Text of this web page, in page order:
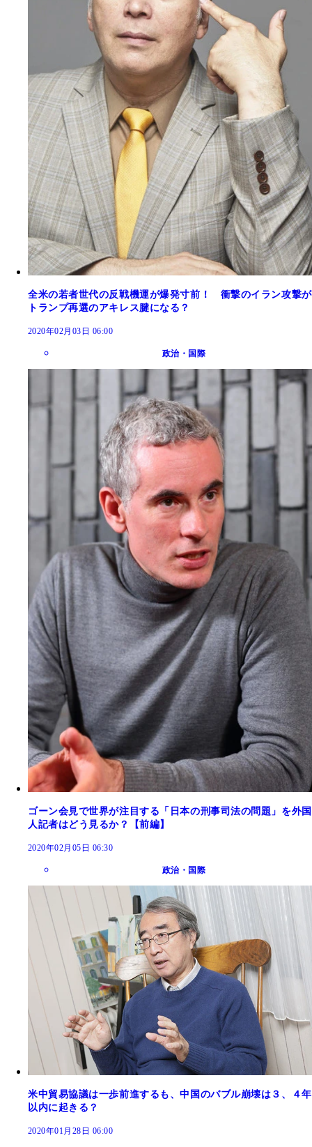
全米の若者世代の反戦機運が爆発寸前！ 衝撃のイラン攻撃が
トランプ再選のアキレス腱になる？
2020年02月03日 06:00
政治・国際
ゴーン会見で世界が注目する「日本の刑事司法の問題」を外国
人記者はどう見るか？【前編】
2020年02月05日 06:30
政治・国際
米中貿易協議は一歩前進するも、中国のバブル崩壊は３、４年
以内に起きる？
2020年01月28日 06:00